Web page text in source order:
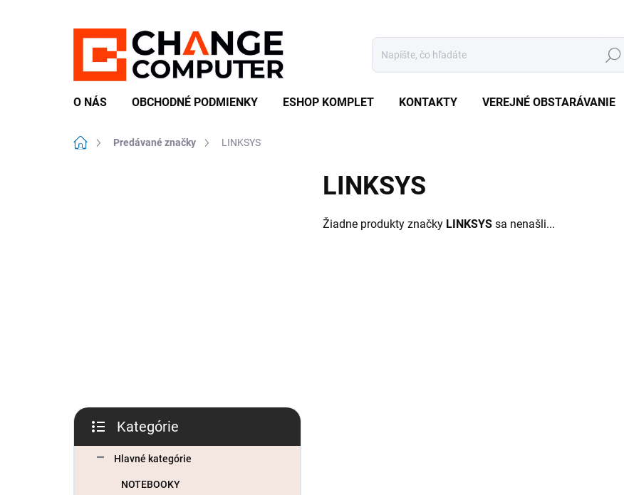
Hľadať
O NÁS OBCHODNÉ PODMIENKY ESHOP KOMPLET KONTAKTY VEREJNÉ OBSTARÁVANIE
DomovPredávané značky LINKSYS
kategórie
Kategórie
Hlavné kategórie
NOTEBOOKY
LINKSYS
Žiadne produkty značky LINKSYS sa nenašli...